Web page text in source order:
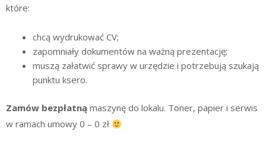
które:
chcą wydrukować CV;
zapomniały dokumentów na ważną prezentację;
muszą załatwić sprawy w urzędzie i potrzebują szukają
punktu ksero.
Zamów bezpłatną maszynę do lokalu. Toner, papier i serwis
w ramach umowy 0 – 0 zł